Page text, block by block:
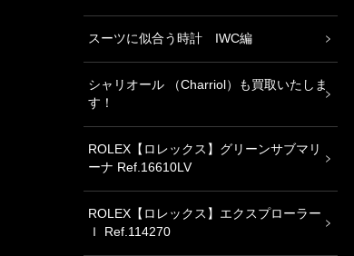
スーツに似合う時計 IWC編
シャリオール （Charriol）も買取いたしま
す！
ROLEX【ロレックス】グリーンサブマリ
ーナ Ref.16610LV
ROLEX【ロレックス】エクスプローラー
Ｉ Ref.114270